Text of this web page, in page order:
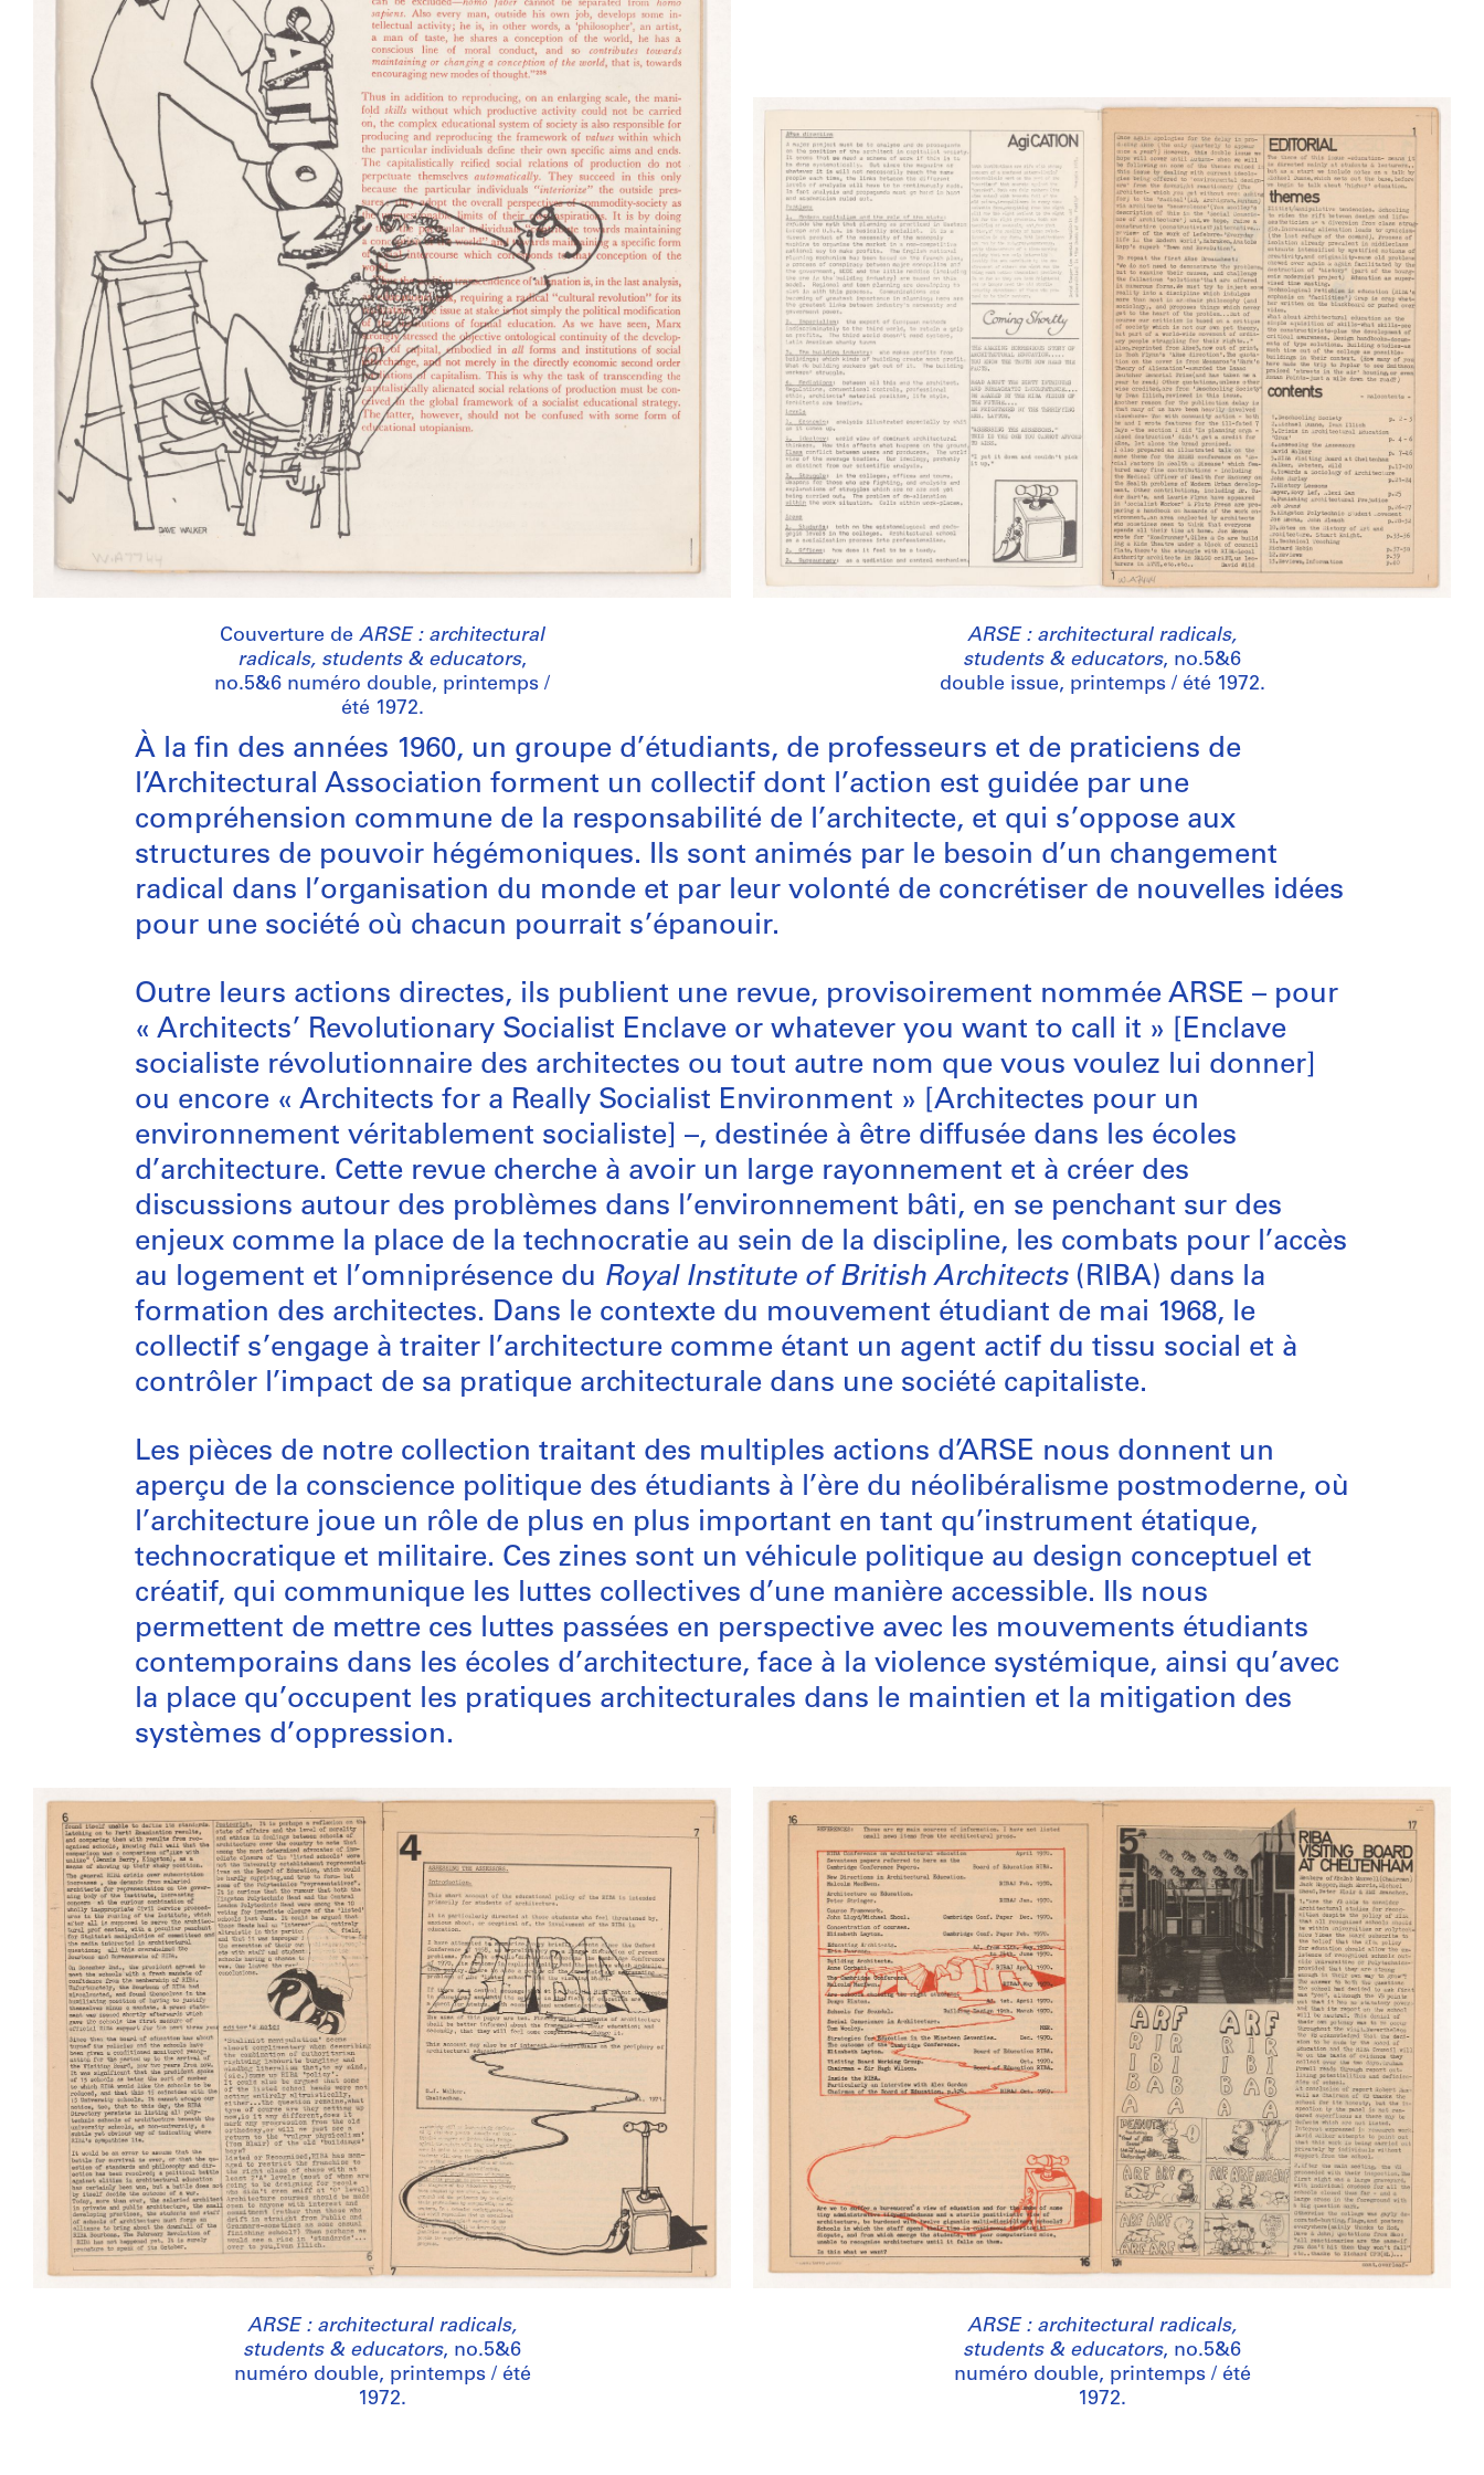
Couverture de ARSE : architectural
radicals, students & educators,
no.5&6 numéro double, printemps /
été 1972.
ARSE : architectural radicals,
students & educators, no.5&6
double issue, printemps / été 1972.
À la fin des années 1960, un groupe d’étudiants, de professeurs et de praticiens de
l’Architectural Association forment un collectif dont l’action est guidée par une
compréhension commune de la responsabilité de l’architecte, et qui s’oppose aux
structures de pouvoir hégémoniques. Ils sont animés par le besoin d’un changement
radical dans l’organisation du monde et par leur volonté de concrétiser de nouvelles idées
pour une société où chacun pourrait s’épanouir.
Outre leurs actions directes, ils publient une revue, provisoirement nommée ARSE – pour
« Architects’ Revolutionary Socialist Enclave or whatever you want to call it » [Enclave
socialiste révolutionnaire des architectes ou tout autre nom que vous voulez lui donner]
ou encore « Architects for a Really Socialist Environment » [Architectes pour un
environnement véritablement socialiste] –, destinée à être diffusée dans les écoles
d’architecture. Cette revue cherche à avoir un large rayonnement et à créer des
discussions autour des problèmes dans l’environnement bâti, en se penchant sur des
enjeux comme la place de la technocratie au sein de la discipline, les combats pour l’accès
au logement et l’omniprésence du Royal Institute of British Architects(RIBA) dans la
formation des architectes. Dans le contexte du mouvement étudiant de mai 1968, le
collectif s’engage à traiter l’architecture comme étant un agent actif du tissu social et à
contrôler l’impact de sa pratique architecturale dans une société capitaliste.
Les pièces de notre collection traitant des multiples actions d’ARSE nous donnent un
aperçu de la conscience politique des étudiants à l’ère du néolibéralisme postmoderne, où
l’architecture joue un rôle de plus en plus important en tant qu’instrument étatique,
technocratique et militaire. Ces zines sont un véhicule politique au design conceptuel et
créatif, qui communique les luttes collectives d’une manière accessible. Ils nous
permettent de mettre ces luttes passées en perspective avec les mouvements étudiants
contemporains dans les écoles d’architecture, face à la violence systémique, ainsi qu’avec
la place qu’occupent les pratiques architecturales dans le maintien et la mitigation des
systèmes d’oppression.
ARSE : architectural radicals,
students & educators, no.5&6
numéro double, printemps / été
1972.
ARSE : architectural radicals,
students & educators, no.5&6
numéro double, printemps / été
1972.